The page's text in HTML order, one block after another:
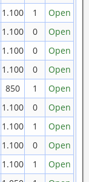
1.100 1
Open
1.100 0
Open
1.100 0
Open
1.100 0
Open
850 1
Open
1.100 0
Open
1.100 1
Open
1.100 0
Open
1.100 1
Open